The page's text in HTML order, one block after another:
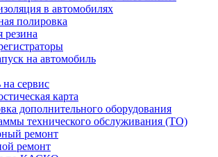
в автомобилях
полировка
резина
на автомобиль
на сервис
карта
дополнительного оборудования
технического обслуживания (ТО)
ремонт
ремонт